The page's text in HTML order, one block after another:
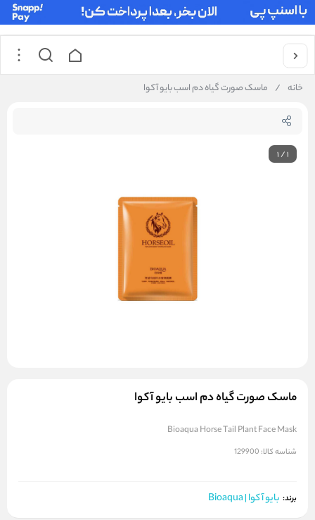
خانه / ماسک صورت گیاه دم اسب بایو آکوا
1/1
ماسک صورت گیاه دم اسب بایو آکوا
Bioaqua Horse Tail Plant Face Mask
شناسه کالا: 129900
برند: بایو آکوا | Bioaqua